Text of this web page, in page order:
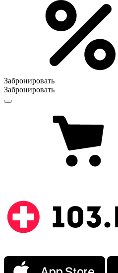
Забронировать
Забронировать